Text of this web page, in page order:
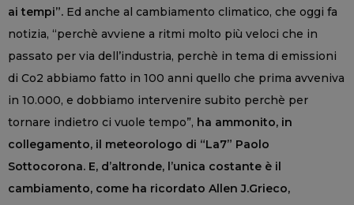
ai tempi”. Ed anche al cambiamento climatico, che oggi fa
notizia, “perchè avviene a ritmi molto più veloci che in
passato per via dell’industria, perchè in tema di emissioni
di Co2 abbiamo fatto in 100 anni quello che prima avveniva
in 10.000, e dobbiamo intervenire subito perchè per
tornare indietro ci vuole tempo”, ha ammonito, in
collegamento, il meteorologo di “La7” Paolo
Sottocorona. E, d’altronde, l’unica costante è il
cambiamento, come ha ricordato Allen J.Grieco,